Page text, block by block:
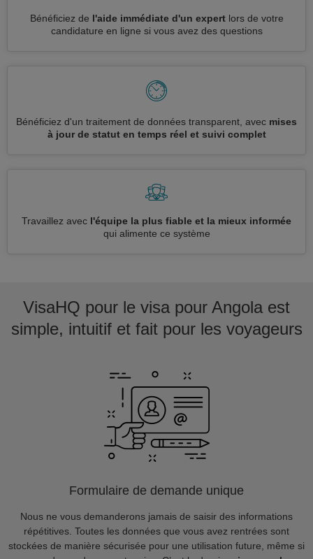
Bénéficiez de l'aide immédiate d'un expertlors de votre
candidature en ligne si vous avez des questions
Bénéficiez d'un traitement de données transparent, avec mises
à jour de statut en temps réel et suivi complet
Travaillez avec l'équipe la plus fiable et la mieux informée
qui alimente ce système
VisaHQ pour le visa pour Angola est
simple, intuitif et fait pour les voyageurs
Formulaire de demande unique
Nous ne vous demanderons jamais de saisir des informations
répétitives. Toutes les données que vous avez rentrées sont
stockées de manière sécurisée pour une utilisation future, même si